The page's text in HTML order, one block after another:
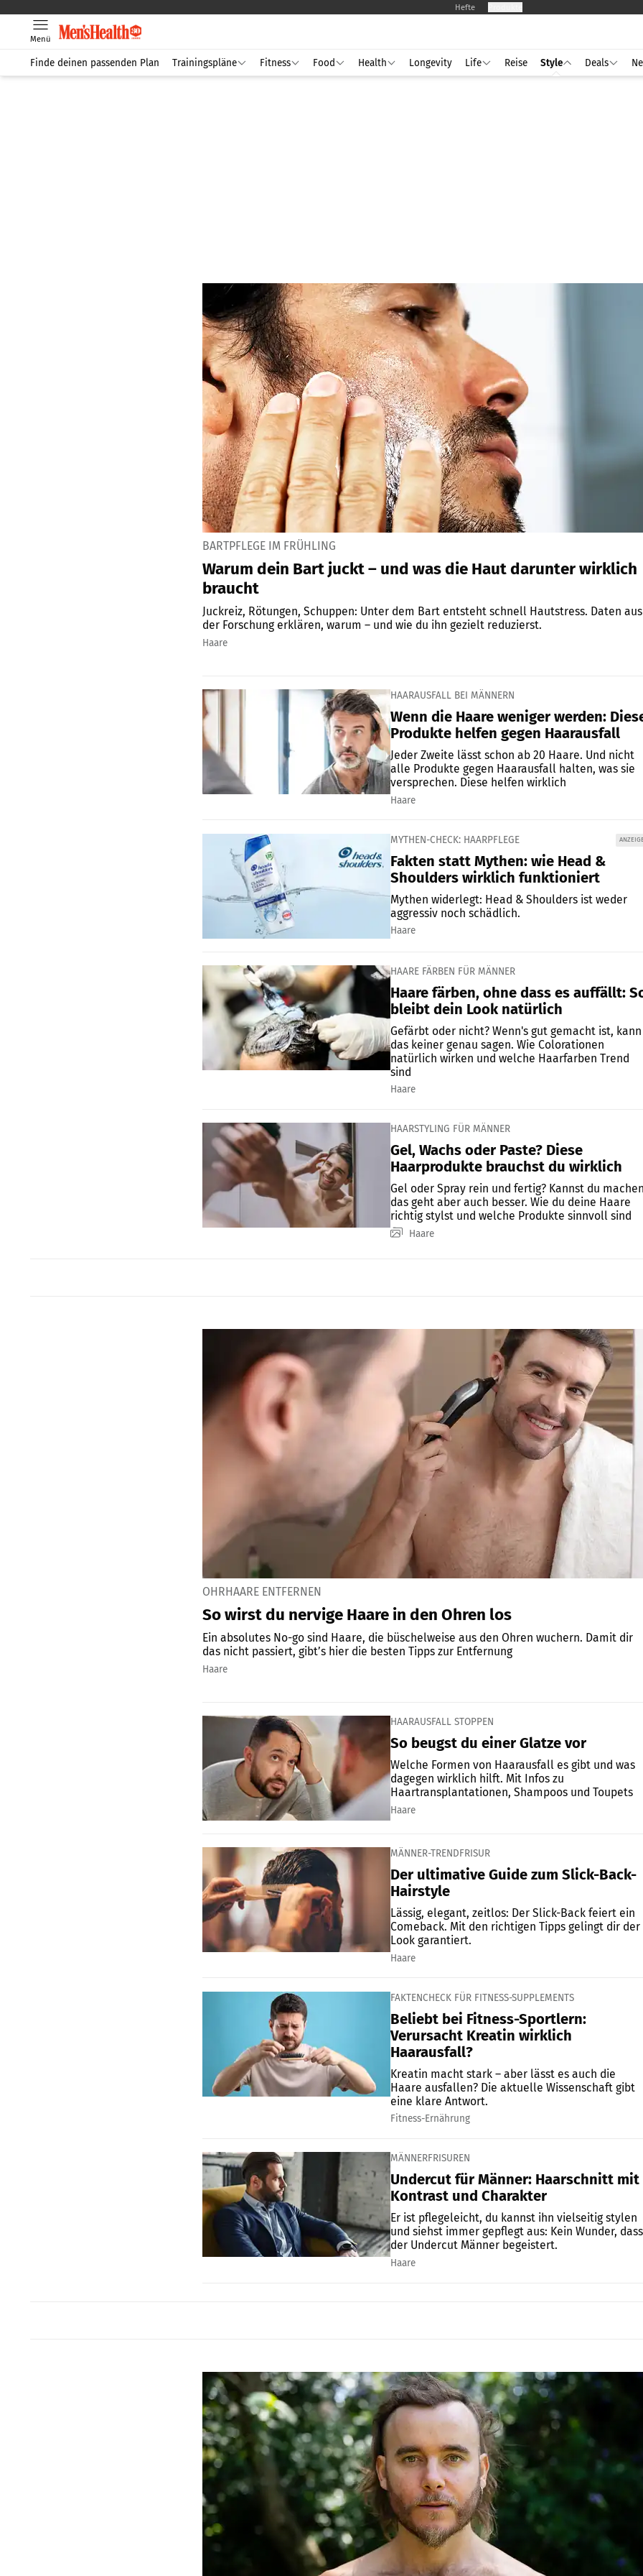
Hefte
Menü
Finde deinen passenden Plan Trainingspläne Fitness Food Health Longevity Life Reise Style Deals
BARTPFLEGE IM FRÜHLING
Warum dein Bart juckt – und was die Haut darunter wirklich
braucht
Juckreiz, Rötungen, Schuppen: Unter dem Bart entsteht schnell Hautstress. Daten aus
der Forschung erklären, warum – und wie du ihn gezielt reduzierst.
Haare
HAARAUSFALL BEI MÄNNERN
Wenn die Haare weniger werden:
Produkte helfen gegen Haarausfall
Jeder Zweite lässt schon ab 20 Haare. Und nicht
alle Produkte gegen Haarausfall halten, was sie
versprechen. Diese helfen wirklich
Haare
MYTHEN-CHECK: HAARPFLEGE
Fakten statt Mythen: wie Head &
Shoulders wirklich funktioniert
Mythen widerlegt: Head & Shoulders ist weder
aggressiv noch schädlich.
Haare
HAARE FÄRBEN FÜR MÄNNER
Haare färben, ohne dass es auffällt:
bleibt dein Look natürlich
Gefärbt oder nicht? Wenn's gut gemacht ist, kann
das keiner genau sagen. Wie Colorationen
natürlich wirken und welche Haarfarben Trend
sind
Haare
HAARSTYLING FÜR MÄNNER
Gel, Wachs oder Paste? Diese
Haarprodukte brauchst du wirklich
Gel oder Spray rein und fertig? Kannst du
das geht aber auch besser. Wie du deine Haare
richtig stylst und welche Produkte sinnvoll sind
Haare
OHRHAARE ENTFERNEN
So wirst du nervige Haare in den Ohren los
Ein absolutes No-go sind Haare, die büschelweise aus den Ohren wuchern. Damit dir
das nicht passiert, gibt’s hier die besten Tipps zur Entfernung
Haare
HAARAUSFALL STOPPEN
So beugst du einer Glatze vor
Welche Formen von Haarausfall es gibt und was
dagegen wirklich hilft. Mit Infos zu
Haartransplantationen, Shampoos und Toupets
Haare
MÄNNER-TRENDFRISUR
Der ultimative Guide zum Slick-Back-
Hairstyle
Lässig, elegant, zeitlos: Der Slick-Back feiert ein
Comeback. Mit den richtigen Tipps gelingt dir der
Look garantiert.
Haare
FAKTENCHECK FÜR FITNESS-SUPPLEMENTS
Beliebt bei Fitness-Sportlern:
Verursacht Kreatin wirklich
Haarausfall?
Kreatin macht stark – aber lässt es auch die
Haare ausfallen? Die aktuelle Wissenschaft gibt
eine klare Antwort.
Fitness-Ernährung
MÄNNERFRISUREN
Undercut für Männer: Haarschnitt mit
Kontrast und Charakter
Er ist pflegeleicht, du kannst ihn vielseitig stylen
und siehst immer gepflegt aus: Kein Wunder, dass
der Undercut Männer begeistert.
Haare